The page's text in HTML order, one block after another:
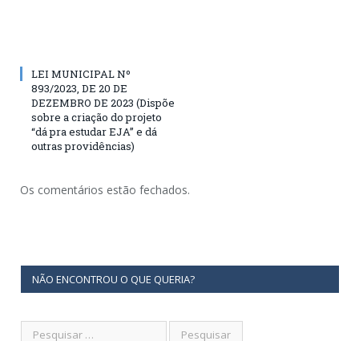
LEI MUNICIPAL Nº
893/2023, DE 20 DE
DEZEMBRO DE 2023 (Dispõe
sobre a criação do projeto
“dá pra estudar EJA” e dá
outras providências)
Os comentários estão fechados.
NÃO ENCONTROU O QUE QUERIA?